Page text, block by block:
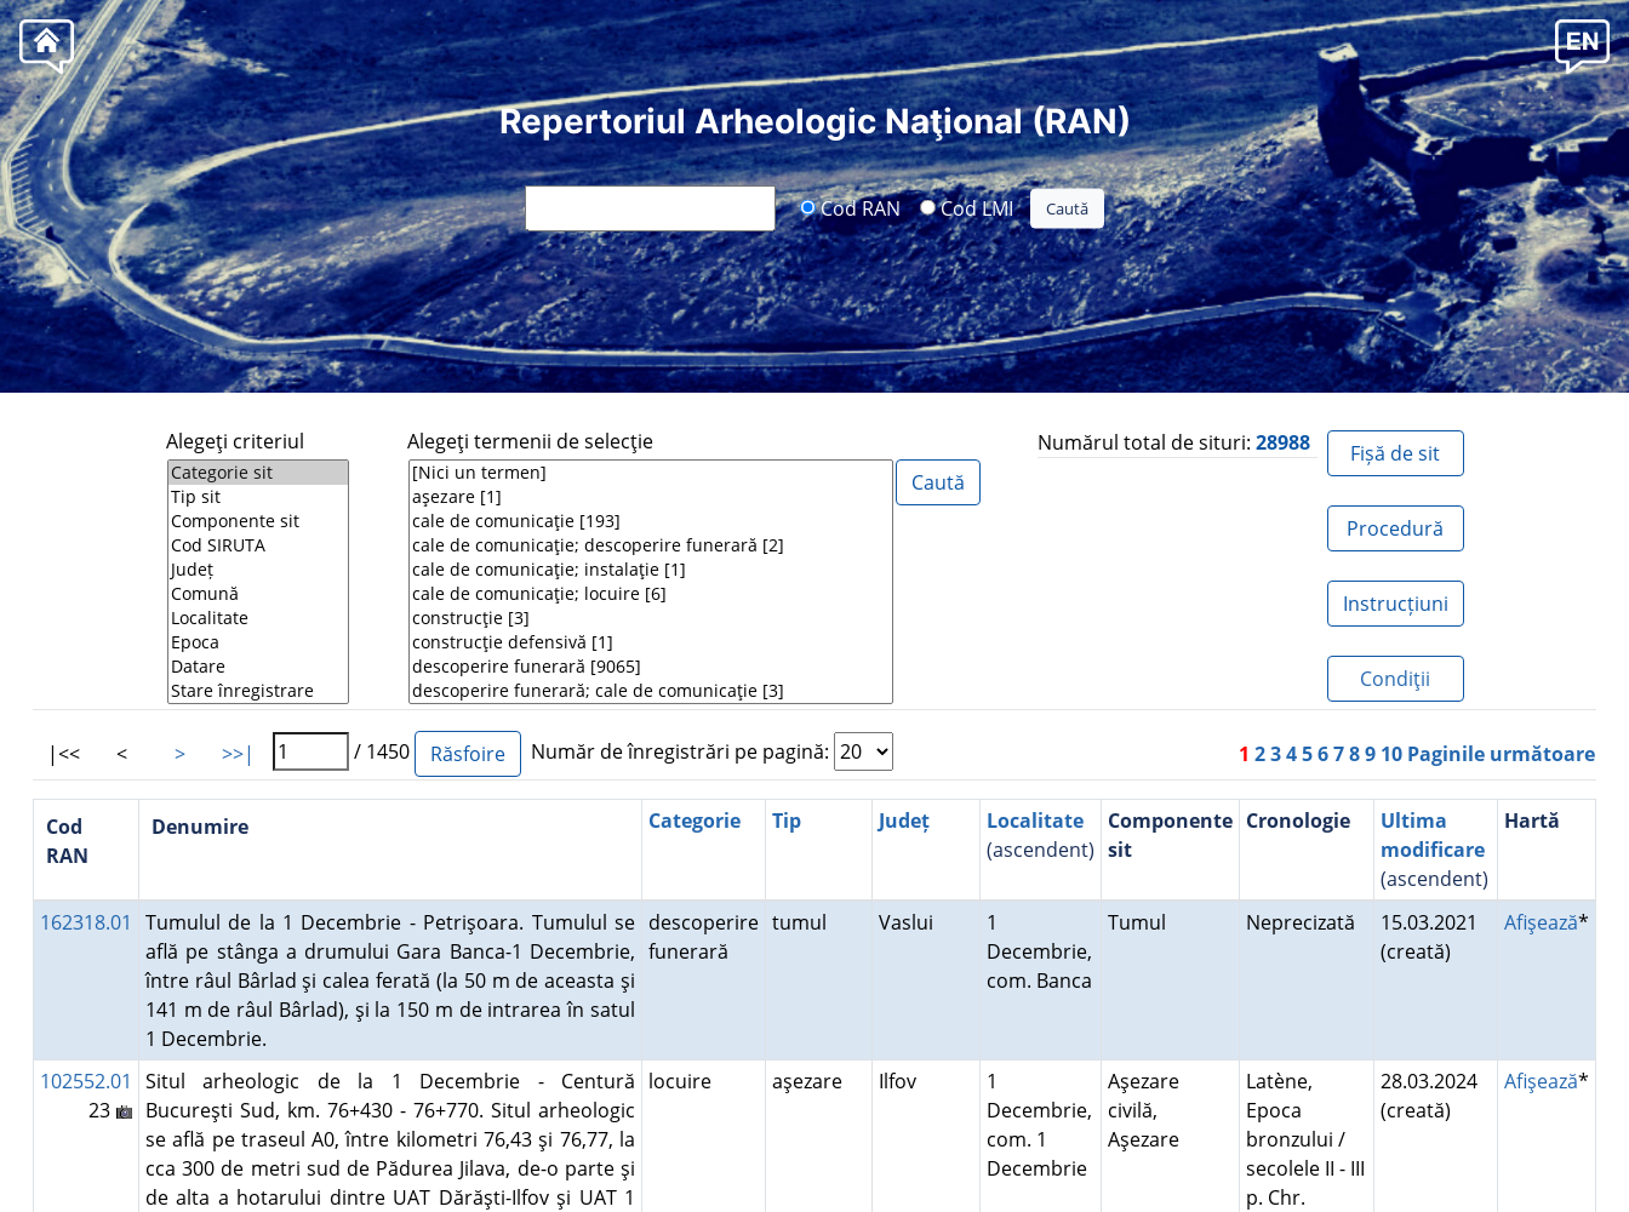
Repertoriul Arheologic Naţional (RAN)
Cod RAN Cod LMI
Alegeţi criteriul Alegeţi termenii de selecţie Numărul total de situri: 28988 Fișă de sit
Procedură
Instrucțiuni
Condiţii
|<< < > >>| / 1450 Număr de înregistrări pe pagină: 123456789 10 Paginile următoare
Cod
RAN
Denumire Categorie Tip Județ
Localitate
(ascendent)
Componente
sit
Cronologie
Ultima
modificare
(ascendent)
Hartă
162318.01
Tumulul de la 1 Decembrie - Petrişoara. Tumulul se
află pe stânga a drumului Gara Banca-1 Decembrie,
între râul Bârlad şi calea ferată (la 50 m de aceasta şi
141 m de râul Bârlad), şi la 150 m de intrarea în satul
1 Decembrie.
descoperire
funerară
tumul Vaslui
1
Decembrie,
com. Banca
Tumul Neprecizată
15.03.2021
(creată)
Afişează*
102552.01
23
Situl arheologic de la 1 Decembrie - Centură
Bucureşti Sud, km. 76+430 - 76+770. Situl arheologic
se află pe traseul A0, între kilometri 76,43 şi 76,77, la
cca 300 de metri sud de Pădurea Jilava, de-o parte şi
de alta a hotarului dintre UAT Dărăşti-Ilfov şi UAT 1
locuire aşezare Ilfov
1
Decembrie,
com. 1
Decembrie
Aşezare
civilă,
Aşezare
Latène,
Epoca
bronzului /
secolele II - III
p. Chr.
28.03.2024
(creată)
Afişează*